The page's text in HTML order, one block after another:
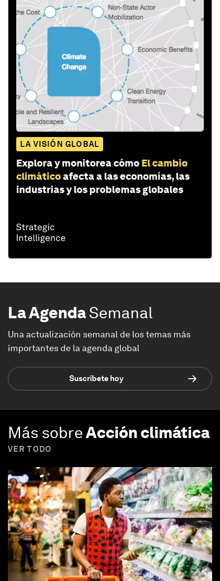
LA VISIÓN GLOBAL
Explora y monitorea cómo El cambio
climáticoafecta a las economías, las
industrias y los problemas globales
La AgendaSemanal
Una actualización semanal de los temas más
importantes de la agenda global
Suscríbete hoy
Más sobreAcción climática
VER TODO